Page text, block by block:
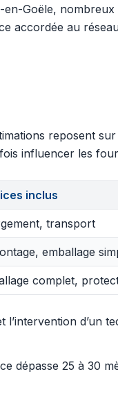
Goële,
accordée au
reposent
influencer les
inclus
transport
emballage
complet,
d’un
dépasse 25 à 30